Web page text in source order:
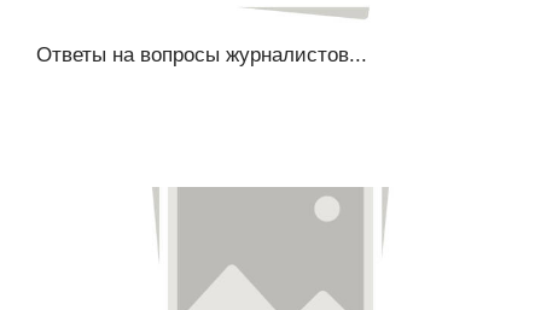
Ответы на вопросы журналистов...